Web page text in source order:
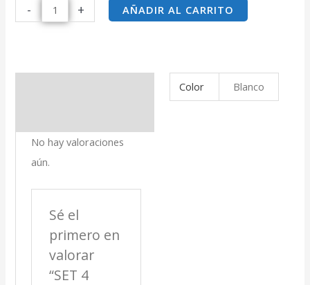
- + AÑADIR AL CARRITO
Color Blanco
No hay valoraciones
aún.
Sé el
primero en
valorar
“SET 4